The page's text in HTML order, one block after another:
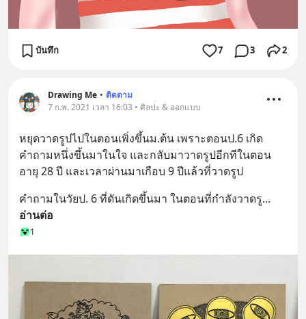
บันทึก 7 3 2
Drawing Me • ติดตาม
7 ก.พ. 2021 เวลา 16:03 • ศิลปะ & ออกแบบ
หยุดวาดรูปไปในตอนเพิ่งขึ้นม.ต้น เพราะตอนป.6 เกิด
คำถามหนึ่งขึ้นมาในใจ และกลับมาวาดรูปอีกทีในตอน
อายุ 28 ปี และเวลาผ่านมาเกือบ 9 ปีแล้วที่วาดรูป
คำถามในวัยป. 6 ที่ดันเกิดขึ้นมา ในตอนที่กำลังวาดรู
อ่านต่อ
1